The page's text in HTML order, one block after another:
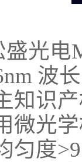
盛光电
波
知识
微光
匀度